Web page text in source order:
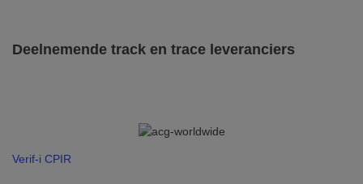
Deelnemende track en trace leveranciers
Verif-i CPIR